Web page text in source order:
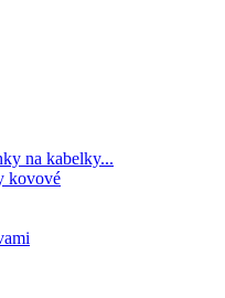
na kabelky...
kovové